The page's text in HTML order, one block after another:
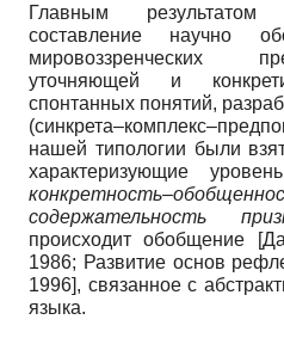
Главным результатом
составление научно
мировоззренческих
уточняющей и
спонтанных понятий,
нашей типологии были
характеризующие
содержательность
происходит обобщение
[
1986; Развитие основ
1996], связанное с
языка.